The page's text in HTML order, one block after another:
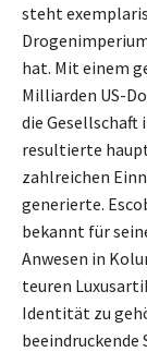
steht
hat. Mit einem
Milliarden US-
die Gesellschaft
resultierte
zahlreichen
generierte.
bekannt für
Anwesen in
teuren
Identität zu